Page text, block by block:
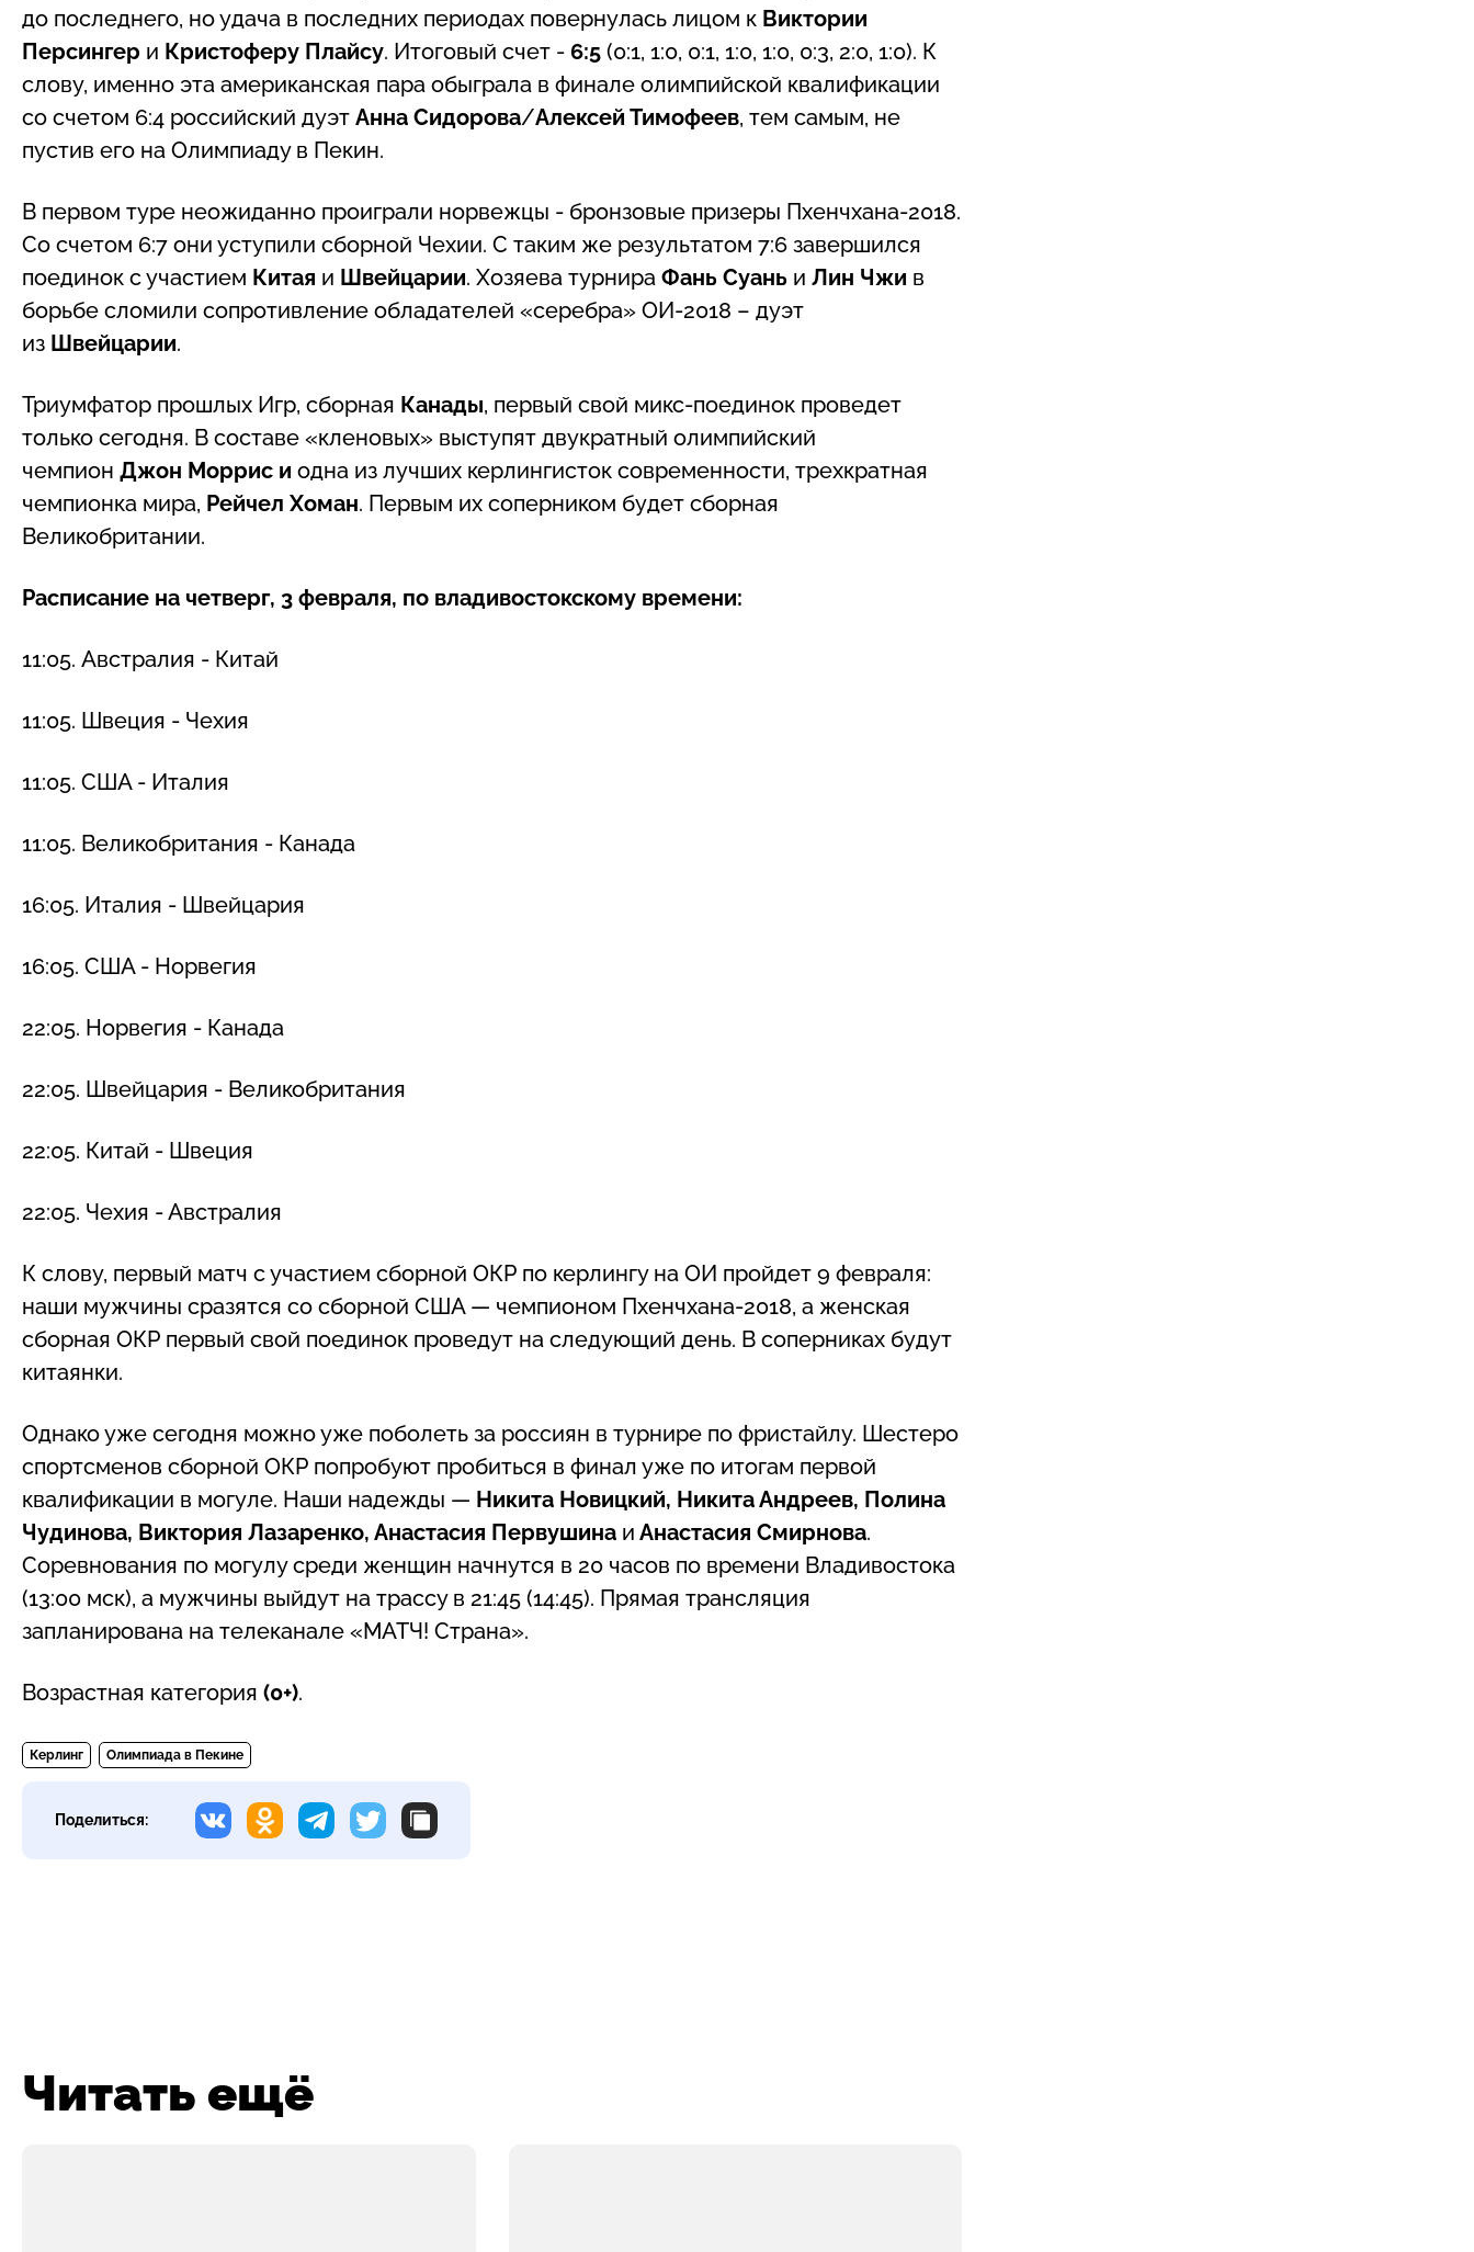
до последнего, но удача в последних периодах повернулась лицом к Виктории
Персингер и Кристоферу Плайсу. Итоговый счет - 6:5 (0:1, 1:0, 0:1, 1:0, 1:0, 0:3, 2:0, 1:0). К
слову, именно эта американская пара обыграла в финале олимпийской квалификации
со счетом 6:4 российский дуэт Анна Сидорова/Алексей Тимофеев, тем самым, не
пустив его на Олимпиаду в Пекин.
В первом туре неожиданно проиграли норвежцы - бронзовые призеры Пхенчхана-2018.
Со счетом 6:7 они уступили сборной Чехии. С таким же результатом 7:6 завершился
поединок с участием Китая и Швейцарии. Хозяева турнира Фань Суань и Лин Чжи в
борьбе сломили сопротивление обладателей «серебра» ОИ-2018 – дуэт
из Швейцарии.
Триумфатор прошлых Игр, сборная Канады, первый свой микс-поединок проведет
только сегодня. В составе «кленовых» выступят двукратный олимпийский
чемпион Джон Моррис и одна из лучших керлингисток современности, трехкратная
чемпионка мира, Рейчел Хоман. Первым их соперником будет сборная
Великобритании.
Расписание на четверг, 3 февраля, по владивостокскому времени:
11:05. Австралия - Китай
11:05. Швеция - Чехия
11:05. США - Италия
11:05. Великобритания - Канада
16:05. Италия - Швейцария
16:05. США - Норвегия
22:05. Норвегия - Канада
22:05. Швейцария - Великобритания
22:05. Китай - Швеция
22:05. Чехия - Австралия
К слову, первый матч с участием сборной ОКР по керлингу на ОИ пройдет 9 февраля:
наши мужчины сразятся со сборной США — чемпионом Пхенчхана-2018, а женская
сборная ОКР первый свой поединок проведут на следующий день. В соперниках будут
китаянки.
Однако уже сегодня можно уже поболеть за россиян в турнире по фристайлу. Шестеро
спортсменов сборной ОКР попробуют пробиться в финал уже по итогам первой
квалификации в могуле. Наши надежды — Никита Новицкий, Никита Андреев, Полина
Чудинова, Виктория Лазаренко, Анастасия Первушина и Анастасия Смирнова.
Соревнования по могулу среди женщин начнутся в 20 часов по времени Владивостока
(13:00 мск), а мужчины выйдут на трассу в 21:45 (14:45). Прямая трансляция
запланирована на телеканале «МАТЧ! Страна».
Возрастная категория (0+).
Керлинг Олимпиада в Пекине
Поделиться:
Читать ещё